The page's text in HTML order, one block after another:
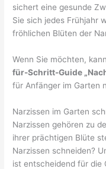
sichert eine gesunde
Sie sich jedes Frühjahr
fröhlichen Blüten der
Wenn Sie möchten,
für-Schritt-Guide
für Anfänger im Garten
Narzissen im Garten
Narzissen gehören zu
ihrer prächtigen Blüte
Narzissen schneiden?
ist entscheidend für die